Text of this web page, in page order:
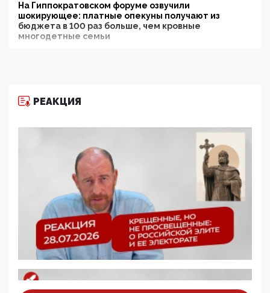
На Гиппократовском форуме озвучили
шокирующее: платные опекуны получают из
бюджета в 100 раз больше, чем кровные
многодетные семьи
11:53, 09 Июня 2026
деятельность ИИТО ЮНЕСКО в России, но
цифроглобалисты продолжают определять
повестку в образовании
09:43, 01 Июня 2026
5G за счет здоровья граждан: Минцифры намерено
отобрать у регионов и муниципалитетов право
защищать жилые дома и социальные объекты от
05:58, 26 Мая 2026
Роскомнадзор освободили от борца с
деструктивным и опасным контентом
07:39, 25 Мая 2026
РЕАКЦИЯ